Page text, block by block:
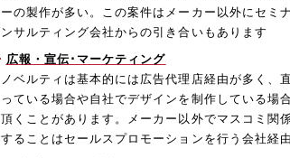
ーの製作が多い。この案件はメーカー以外にセミ
ンサルティング会社からの引き合いもあります
広報・宣伝･マーケティング
ノベルティは基本的には広告代理店経由が多く、
っている場合や自社でデザインを制作している場
頂くことがあります。メーカー以外でマスコミ関
することはセールスプロモーションを行う会社経